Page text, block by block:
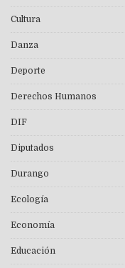
Cultura
Danza
Deporte
Derechos Humanos
DIF
Diputados
Durango
Ecología
Economía
Educación